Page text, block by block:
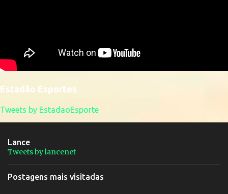
Estadão Esportes
Tweets by EstadaoEsporte
Lance
Tweets by lancenet
Postagens mais visitadas